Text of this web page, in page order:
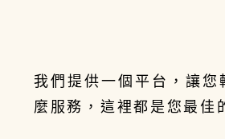
我們提供一個平台，讓
麼服務，這裡都是您最佳